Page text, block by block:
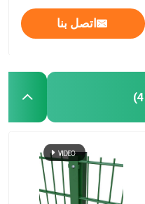
اتصل بنا